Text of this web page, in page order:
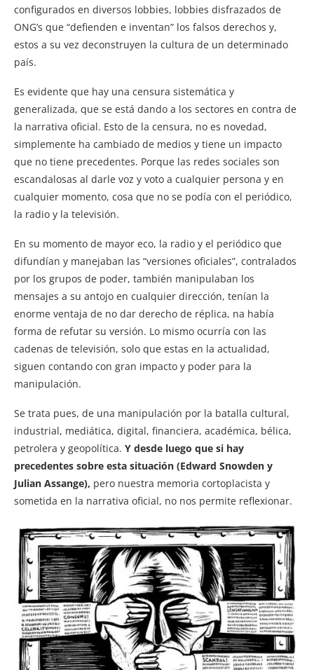
configurados en diversos lobbies, lobbies disfrazados de
ONG’s que “defienden e inventan” los falsos derechos y,
estos a su vez deconstruyen la cultura de un determinado
país.
Es evidente que hay una censura sistemática y
generalizada, que se está dando a los sectores en contra de
la narrativa oficial. Esto de la censura, no es novedad,
simplemente ha cambiado de medios y tiene un impacto
que no tiene precedentes. Porque las redes sociales son
escandalosas al darle voz y voto a cualquier persona y en
cualquier momento, cosa que no se podía con el periódico,
la radio y la televisión.
En su momento de mayor eco, la radio y el periódico que
difundían y manejaban las “versiones oficiales”, contralados
por los grupos de poder, también manipulaban los
mensajes a su antojo en cualquier dirección, tenían la
enorme ventaja de no dar derecho de réplica, na había
forma de refutar su versión. Lo mismo ocurría con las
cadenas de televisión, solo que estas en la actualidad,
siguen contando con gran impacto y poder para la
manipulación.
Se trata pues, de una manipulación por la batalla cultural,
industrial, mediática, digital, financiera, académica, bélica,
petrolera y geopolítica. Y desde luego que si hay
precedentes sobre esta situación (Edward Snowden y
Julian Assange), pero nuestra memoria cortoplacista y
sometida en la narrativa oficial, no nos permite reflexionar.